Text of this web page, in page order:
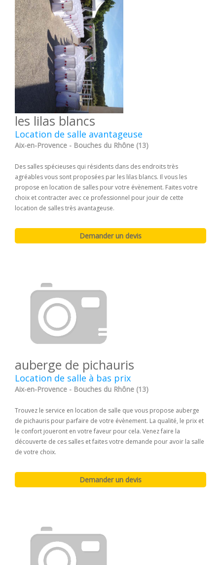
les lilas blancs
Location de salle avantageuse
Aix-en-Provence - Bouches du Rhône (13)
Des salles spécieuses qui résidents dans des endroits très
agréables vous sont proposées par les lilas blancs. Il vous les
propose en location de salles pour votre évènement. Faites votre
choix et contracter avec ce professionnel pour jouir de cette
location de salles très avantageuse.
auberge de pichauris
Location de salle à bas prix
Aix-en-Provence - Bouches du Rhône (13)
Trouvez le service en location de salle que vous propose auberge
de pichauris pour parfaire de votre évènement. La qualité, le prix et
le confort joueront en votre faveur pour cela. Venez faire la
découverte de ces salles et faites votre demande pour avoir la salle
de votre choix.